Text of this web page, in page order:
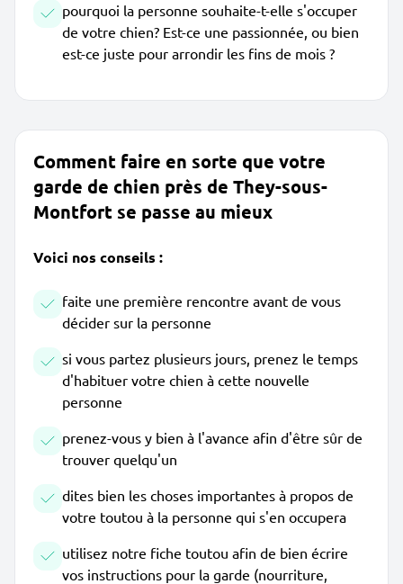
pourquoi la personne souhaite-t-elle s'occuper
de votre chien? Est-ce une passionnée, ou bien
est-ce juste pour arrondir les fins de mois ?
Comment faire en sorte que votre
garde de chien près de They-sous-
Montfort se passe au mieux
Voici nos conseils :
faite une première rencontre avant de vous
décider sur la personne
si vous partez plusieurs jours, prenez le temps
d'habituer votre chien à cette nouvelle
personne
prenez-vous y bien à l'avance afin d'être sûr de
trouver quelqu'un
dites bien les choses importantes à propos de
votre toutou à la personne qui s'en occupera
utilisez notre fiche toutou afin de bien écrire
vos instructions pour la garde (nourriture,